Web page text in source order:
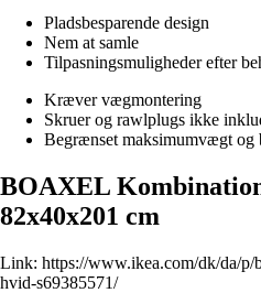
Pladsbesparende design
Nem at samle
Tilpasningsmuligheder efter
Kræver vægmontering
Skruer og rawlplugs ikke
Begrænset maksimumvægt og
BOAXEL
82x40x201 cm
Link: https://www.ikea.com/dk/da/
hvid-s69385571/